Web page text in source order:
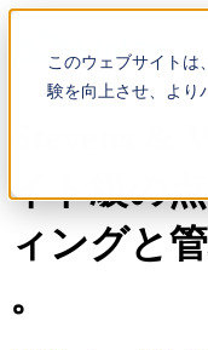
このウェブサイト
験を向上させ、より
イト級の
ィングと
。